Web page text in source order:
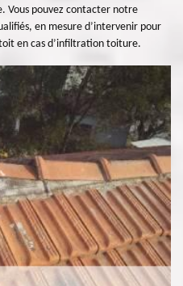
Vous pouvez contacter notre
en mesure d’intervenir pour
en cas d’infiltration toiture.